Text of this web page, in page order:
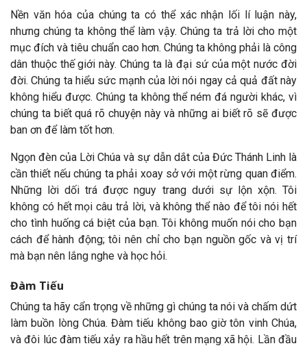
Nền văn hóa của chúng ta có thể xác nhận lối lí luận này,
nhưng chúng ta không thể làm vậy. Chúng ta trả lời cho một
mục đích và tiêu chuẩn cao hơn. Chúng ta không phải là công
dân thuộc thế giới này. Chúng ta là đại sứ của một nước đời
đời. Chúng ta hiểu sức mạnh của lời nói ngay cả quả đất này
không hiểu được. Chúng ta không thể ném đá người khác, vì
chúng ta biết quá rõ chuyện này và những ai biết rõ sẽ được
ban ơn để làm tốt hơn.
Ngọn đèn của Lời Chúa và sự dẫn dắt của Đức Thánh Linh là
cần thiết nếu chúng ta phải xoay sở với một rừng quan điểm.
Những lời dối trá được nguy trang dưới sự lộn xộn. Tôi
không có hết mọi câu trả lời, và không thể nào để tôi nói hết
cho tình huống cá biệt của bạn. Tôi không muốn nói cho bạn
cách để hành động; tôi nên chỉ cho bạn nguồn gốc và vị trí
mà bạn nên lắng nghe và học hỏi.
Đàm Tiếu
Chúng ta hãy cẩn trọng về những gì chúng ta nói và chấm dứt
làm buồn lòng Chúa. Đàm tiếu không bao giờ tôn vinh Chúa,
và đôi lúc đàm tiếu xảy ra hầu hết trên mạng xã hội. Lần đầu